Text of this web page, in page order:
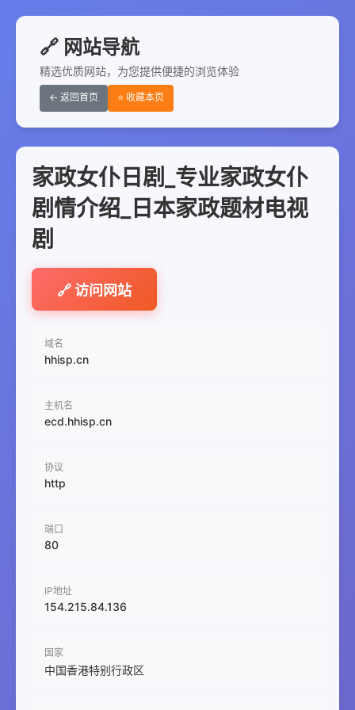
🔗 网站导航
精选优质网站，为您提供便捷的浏览体验
← 返回首页 ⭐ 收藏本页
家政女仆日剧_专业家政女仆
剧情介绍_日本家政题材电视
剧
🔗 访问网站
域名
hhisp.cn
主机名
ecd.hhisp.cn
协议
http
端口
80
IP地址
154.215.84.136
国家
中国香港特别行政区